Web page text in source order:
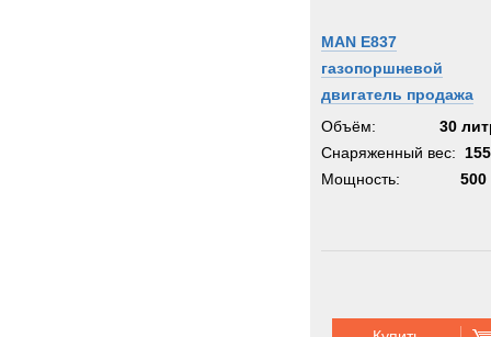
MAN E837
газопоршневой
двигатель продажа
Объём:
30
Снаряженный вес:
Мощность:
500